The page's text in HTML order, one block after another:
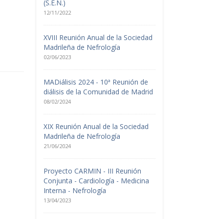
(S.E.N.)
12/11/2022
XVIII Reunión Anual de la Sociedad
Madrileña de Nefrología
02/06/2023
MADiálisis 2024 - 10ª Reunión de
diálisis de la Comunidad de Madrid
08/02/2024
XIX Reunión Anual de la Sociedad
Madrileña de Nefrología
21/06/2024
Proyecto CARMIN - III Reunión
Conjunta - Cardiología - Medicina
Interna - Nefrología
13/04/2023